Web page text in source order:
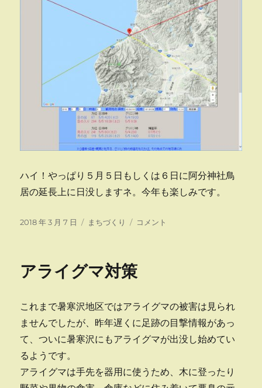
ハイ！やっぱり５月５日もしくは６日に阿分神社鳥
居の延長上に日没しますネ。今年も楽しみです。
投
2018 年 3 月 7 日
カ
ー
まちづくり
エ
載
コメント
アライグマ対策
これまで暑寒沢地区ではアライグマの被害は見られ
ませんでしたが、昨年遅くに足跡の目撃情報があっ
て、ついに暑寒沢にもアライグマが出没し始めてい
るようです。
アライグマは手先を器用に使うため、木に登ったり